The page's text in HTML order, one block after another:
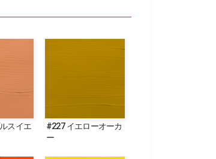
スイエ
#227 イエローオーカ
ー